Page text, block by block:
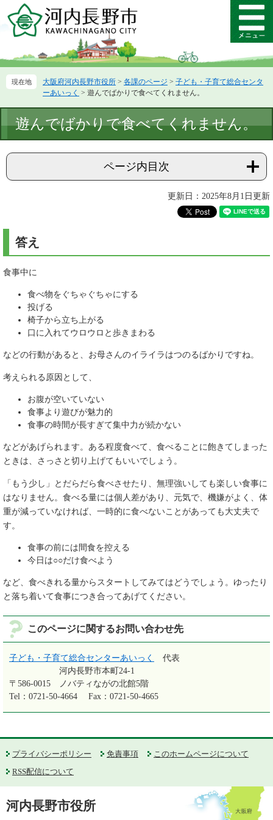
ー
先
ニ
を
て
メ
ニ
ー
大阪府河内長野市役所 > 各課のページ > 子ども・子育て総合センタ
ーあいっく > 遊んでばかりで食べてくれません。
文
遊んでばかりで食べてくれません。
ページ内目次
更新日：2025年8月1日更新
答え
食事中に
食べ物をぐちゃぐちゃにする
投げる
椅子から立ち上がる
口に入れてウロウロと歩きまわる
などの行動があると、お母さんのイライラはつのるばかりですね。
考えられる原因として、
お腹が空いていない
食事より遊びが魅力的
食事の時間が長すぎて集中力が続かない
などがあげられます。ある程度食べて、食べることに飽きてしまった
ときは、さっさと切り上げてもいいでしょう。
「もう少し」とだらだら食べさせたり、無理強いしても楽しい食事に
はなりません。食べる量には個人差があり、元気で、機嫌がよく、体
重が減っていなければ、一時的に食べないことがあっても大丈夫で
す。
食事の前には間食を控える
今日は○○だけ食べよう
など、食べきれる量からスタートしてみてはどうでしょう。ゆったり
と落ち着いて食事につき合ってあげてください。
このページに関するお問い合わせ先
子ども・子育て総合センターあいっく 代表
〒586-0015
河内長野市本町24-1
ノバティながの北館5階
Tel：0721-50-4664
Fax：0721-50-4665
プライバシーポリシー 免責事項
このホームページについて
RSS配信について
河内長野市役所